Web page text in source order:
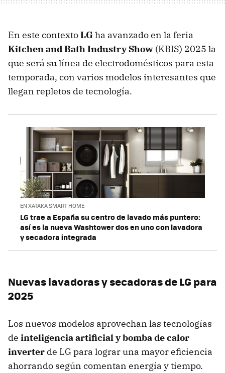
En este contextoLGha avanzado en la feria
Kitchen and Bath Industry Show (KBIS) 2025 la
que será su línea de electrodomésticos para esta
temporada, con varios modelos interesantes que
llegan repletos de tecnología.
EN XATAKA SMART HOME
LG trae a España su centro de lavado más puntero:
así es la nueva Washtower dos en uno con lavadora
y secadora integrada
Nuevas lavadoras y secadoras de LG para
2025
Los nuevos modelos aprovechan las tecnologías
de inteligencia artificial y bomba de calor
inverter de LG para lograr una mayor eficiencia
ahorrando según comentan energía y tiempo.